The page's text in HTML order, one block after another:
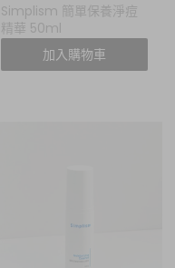
Simplism 簡單保養淨痘
精華 50ml
加入購物車